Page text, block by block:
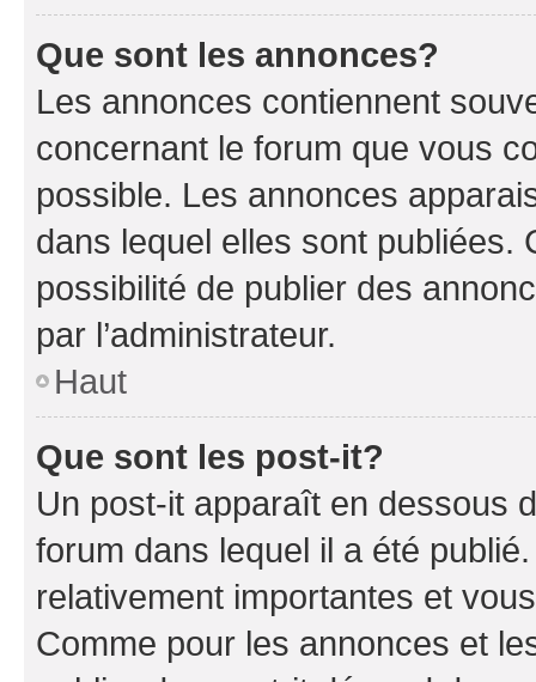
Que sont les annonces?
Les annonces contiennent
concernant le forum que vous
possible. Les annonces
dans lequel elles sont publiées.
possibilité de publier des
par l’administrateur.
Haut
Que sont les post-it?
Un post-it apparaît en dessous
forum dans lequel il a été
relativement importantes et
Comme pour les annonces et